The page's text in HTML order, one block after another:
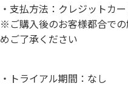
・支払方法：クレジットカ
※ご購入後のお客様都合で
めご了承ください
・トライアル期間：なし